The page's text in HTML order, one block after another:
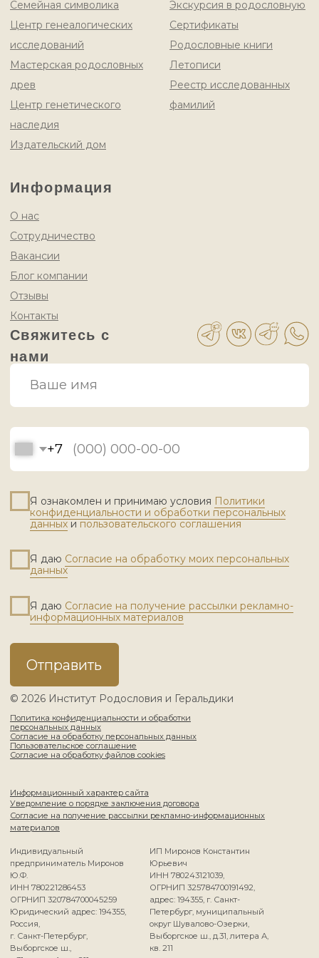
ОГРНИП 1217700487993
Юридический адрес: 119180, город Москва, ул Большая Якиманка, д. 26,
помещ. 3/ц, ком. 8